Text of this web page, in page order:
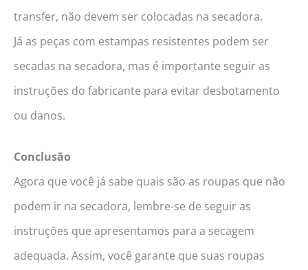
transfer, não devem ser colocadas na secadora.
Já as peças com estampas resistentes podem ser
secadas na secadora, mas é importante seguir as
instruções do fabricante para evitar desbotamento
ou danos.
Conclusão
Agora que você já sabe quais são as roupas que não
podem ir na secadora, lembre-se de seguir as
instruções que apresentamos para a secagem
adequada. Assim, você garante que suas roupas